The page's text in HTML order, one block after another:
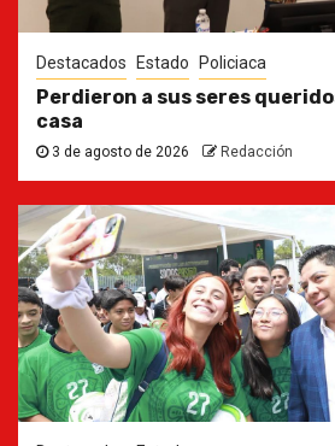
Destacados Estado Policiaca
Perdieron a sus seres
casa
3 de agosto de 2026 Redacción